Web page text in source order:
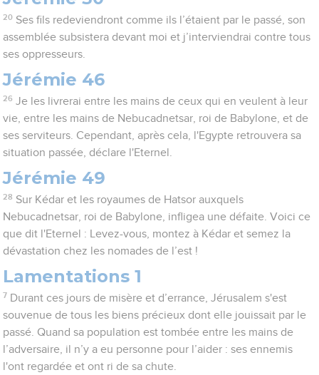
20 Ses fils redeviendront comme ils l’étaient par le passé, son
assemblée subsistera devant moi et j’interviendrai contre tous
ses oppresseurs.
Jérémie 46
26 Je les livrerai entre les mains de ceux qui en veulent à leur
vie, entre les mains de Nebucadnetsar, roi de Babylone, et de
ses serviteurs. Cependant, après cela, l'Egypte retrouvera sa
situation passée, déclare l'Eternel.
Jérémie 49
28 Sur Kédar et les royaumes de Hatsor auxquels
Nebucadnetsar, roi de Babylone, infligea une défaite. Voici ce
que dit l'Eternel : Levez-vous, montez à Kédar et semez la
dévastation chez les nomades de l’est !
Lamentations 1
7 Durant ces jours de misère et d’errance, Jérusalem s'est
souvenue de tous les biens précieux dont elle jouissait par le
passé. Quand sa population est tombée entre les mains de
l’adversaire, il n’y a eu personne pour l’aider : ses ennemis
l'ont regardée et ont ri de sa chute.